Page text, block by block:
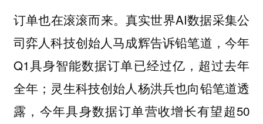
订单也在滚滚而来。真实世界AI数据采集公
司弈人科技创始人马成辉告诉铅笔道，今年
Q1具身智能数据订单已经过亿，超过去年
全年；灵生科技创始人杨洪兵也向铅笔道透
露，今年具身数据订单营收增长有望超50